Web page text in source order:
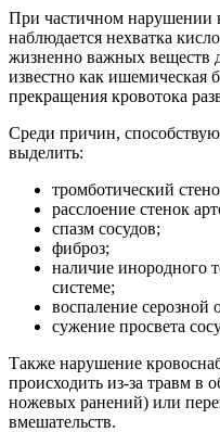
При частичном нарушении
наблюдается нехватка
жизненно важных веществ
известно как ишемическая
прекращения кровотока
Среди причин,
выделить:
тромботический
расслоение стенок
спазм сосудов;
фиброз;
наличие инородного
системе;
воспаление серозной
сужение просвета
Также нарушение
происходить из-за травм в
ножевых ранений) или
вмешательств.